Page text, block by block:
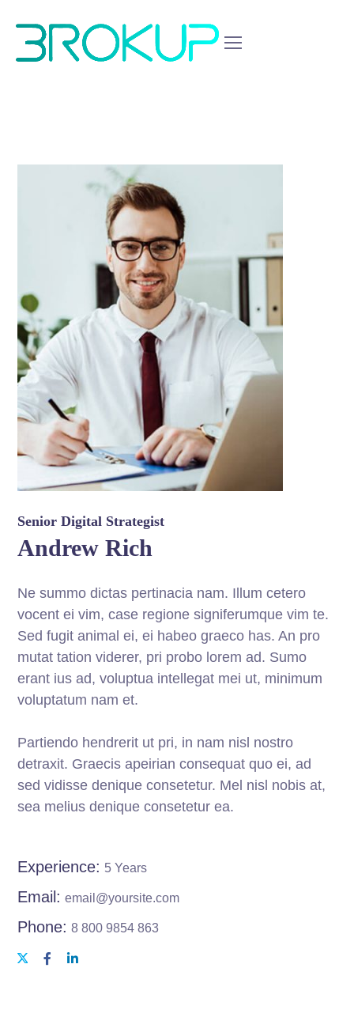
Senior Digital Strategist
Andrew Rich
Ne summo dictas pertinacia nam. Illum cetero
vocent ei vim, case regione signiferumque vim te.
Sed fugit animal ei, ei habeo graeco has. An pro
mutat tation viderer, pri probo lorem ad. Sumo
erant ius ad, voluptua intellegat mei ut, minimum
voluptatum nam et.
Partiendo hendrerit ut pri, in nam nisl nostro
detraxit. Graecis apeirian consequat quo ei, ad
sed vidisse denique consetetur. Mel nisl nobis at,
sea melius denique consetetur ea.
Experience: 5 Years
Email: email@yoursite.com
Phone: 8 800 9854 863